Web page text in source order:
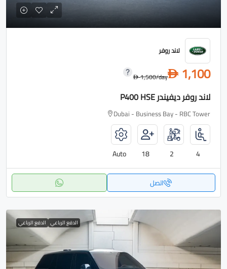
لاند روفر
D 1,100
D1,500/day
لاند روفر ديفيندر P400 HSE
Dubai - Business Bay - RBC Tower
4
2
18
Auto
اتصل
الدفع الرباعي الدفع الرباعي